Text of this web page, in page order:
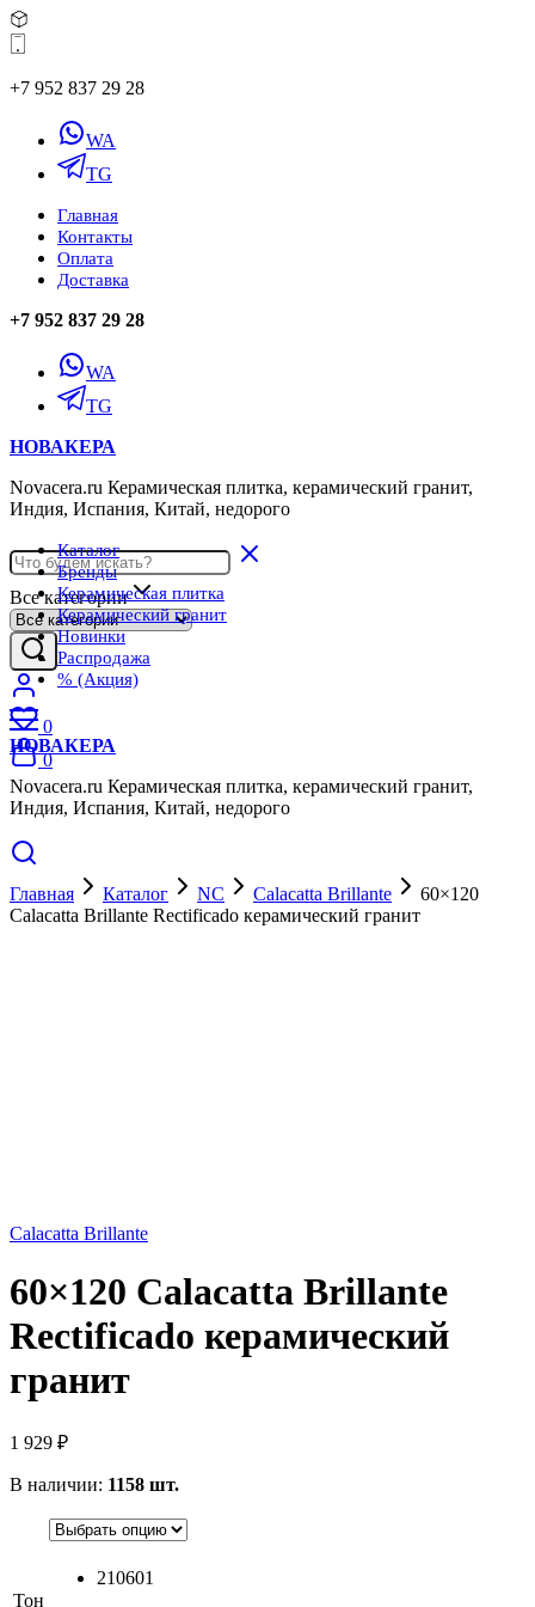
+7 952 837 29 28
WA
TG
Главная
Контакты
Оплата
Доставка
+7 952 837 29 28
WA
TG
НОВАКЕРА
Novacera.ru Керамическая плитка, керамический гранит,
Индия, Испания, Китай, недорого
Все категории
0
0
Каталог
Бренды
Керамическая плитка
Керамический гранит
Новинки
Распродажа
% (Акция)
НОВАКЕРА
Novacera.ru Керамическая плитка, керамический гранит,
Индия, Испания, Китай, недорого
Главная Каталог NC Calacatta Brillante
60×120
Calacatta Brillante Rectificado керамический гранит
Calacatta Brillante
60×120 Calacatta Brillante
Rectificado керамический
гранит
1 929 ₽
В наличии: 1158 шт.
Тон
210601